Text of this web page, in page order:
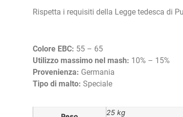
Rispetta i requisiti della Legge tedesca di
Colore EBC: 55 – 65
Utilizzo massimo nel mash: 10% – 15%
Provenienza: Germania
Tipo di malto: Speciale
25 kg